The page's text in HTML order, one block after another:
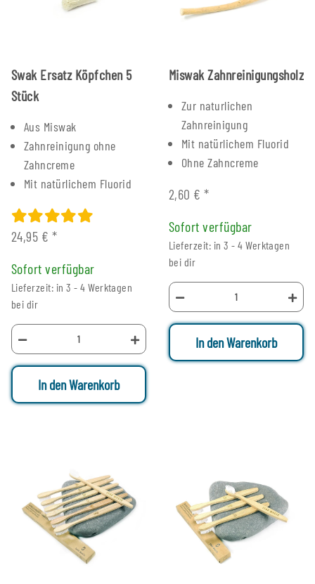
Swak Ersatz Köpfchen 5
Stück
Aus Miswak
Zahnreinigung ohne
Zahncreme
Mit natürlichem Fluorid
24,95 € *
Sofort verfügbar
Lieferzeit: in 3 - 4 Werktagen
bei dir
In den Warenkorb
Miswak Zahnreinigungsholz
Zur naturlichen
Zahnreinigung
Mit natürlichem Fluorid
Ohne Zahncreme
2,60 €*
Sofort verfügbar
Lieferzeit: in 3 - 4 Werktagen
bei dir
In den Warenkorb